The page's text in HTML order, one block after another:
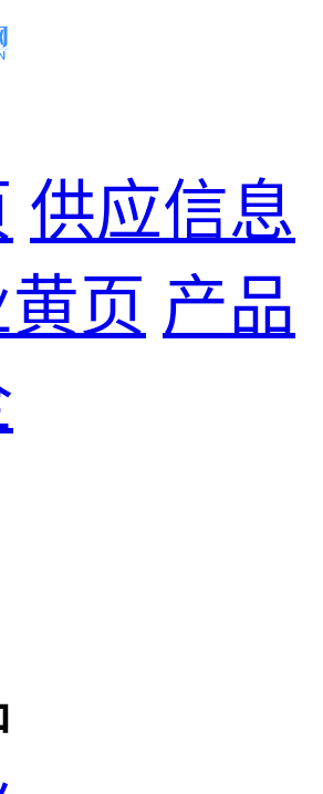
供应信息
页 产品